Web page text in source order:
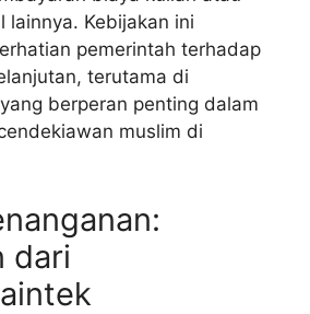
lainnya. Kebijakan ini
pemerintah terhadap
terutama di
berperan penting dalam
muslim di
dari